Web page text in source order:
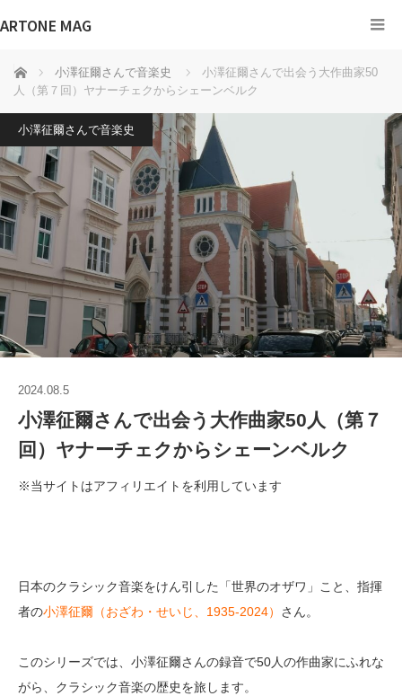
ARTONE MAG
ホーム 小澤征爾さんで音楽史
小澤征爾さんで出会う大作曲家50
人（第７回）ヤナーチェクからシェーンベルク
小澤征爾さんで音楽史
2024.08.5
小澤征爾さんで出会う大作曲家50人（第７
回）ヤナーチェクからシェーンベルク
※当サイトはアフィリエイトを利用しています
日本のクラシック音楽をけん引した「世界のオザワ」こと、指揮
者の小澤征爾（おざわ・せいじ、1935-2024） さん。
このシリーズでは、小澤征爾さんの録音で50人の作曲家にふれな
がら、クラシック音楽の歴史を旅します。